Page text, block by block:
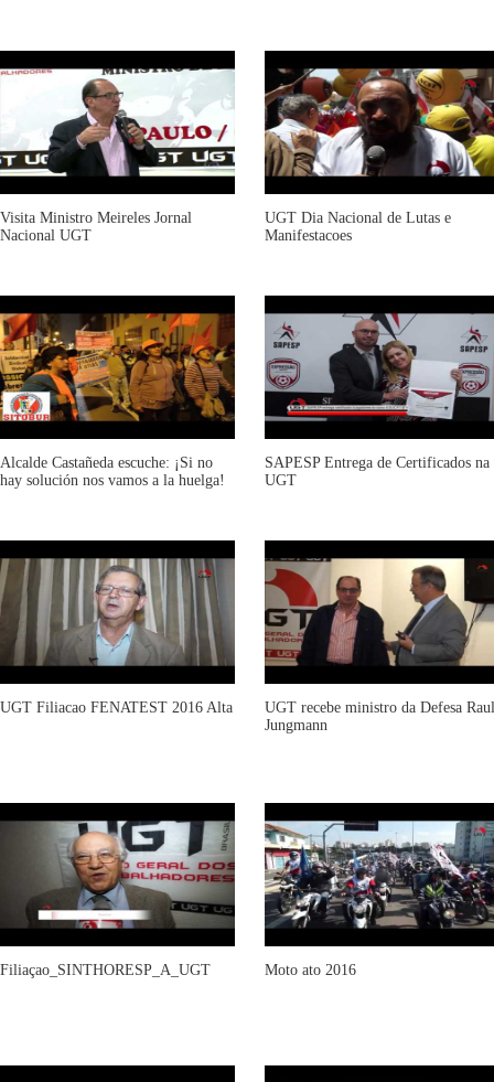
Visita Ministro Meireles Jornal
Nacional UGT
UGT Dia Nacional de Lutas e
Manifestacoes
Alcalde Castañeda escuche: ¡Si no
hay solución nos vamos a la huelga!
SAPESP Entrega de Certificados na
UGT
UGT Filiacao FENATEST 2016 Alta
UGT recebe ministro da Defesa Raul
Jungmann
Filiaçao_SINTHORESP_A_UGT Moto ato 2016